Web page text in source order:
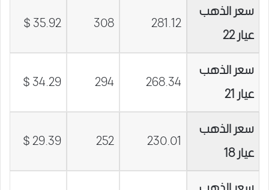
سعر الذهب
عيار 22
281.12
308
35.92 $
سعر الذهب
عيار 21
268.34
294
34.29 $
سعر الذهب
عيار 18
230.01
252
29.39 $